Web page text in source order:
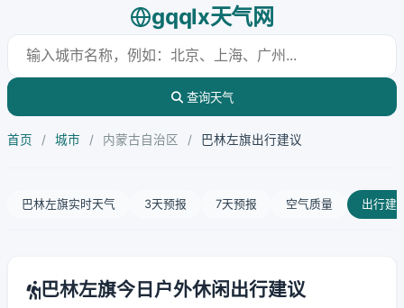
gqqlx天气网
查询天气
首页 / 城市 / 内蒙古自治区 / 巴林左旗出行建议
巴林左旗实时天气 3天预报 7天预报 空气质量 出行建
巴林左旗今日户外休闲出行建议